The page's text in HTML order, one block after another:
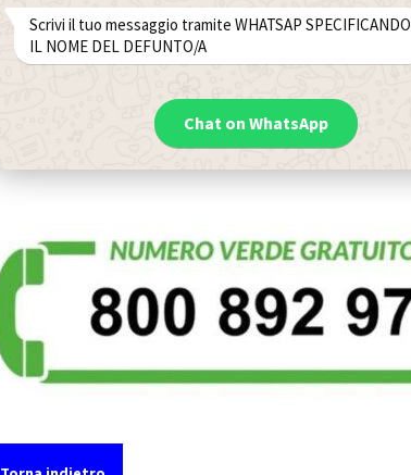
Scrivi il tuo messaggio tramite WHATSAP SPECIFICANDO
IL NOME DEL DEFUNTO/A
Chat on WhatsApp